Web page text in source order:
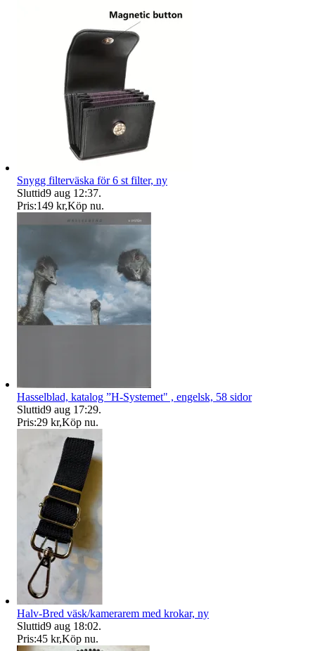
Snygg filterväska för 6 st filter, ny
Sluttid9 aug 12:37.
Pris:149 kr,Köp nu.
Hasselblad, katalog ”H-Systemet" , engelsk, 58 sidor
Sluttid9 aug 17:29.
Pris:29 kr,Köp nu.
Halv-Bred väsk/kamerarem med krokar, ny
Sluttid9 aug 18:02.
Pris:45 kr,Köp nu.